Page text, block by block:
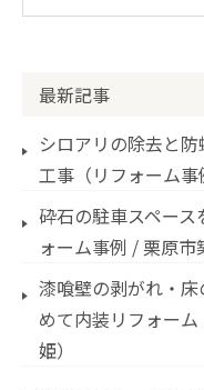
最新記事
シロアリの除去と
工事（リフォーム事
砕石の駐車スペー
ォーム事例 / 栗原市
漆喰壁の剥がれ・
めて内装リフォー
姫）